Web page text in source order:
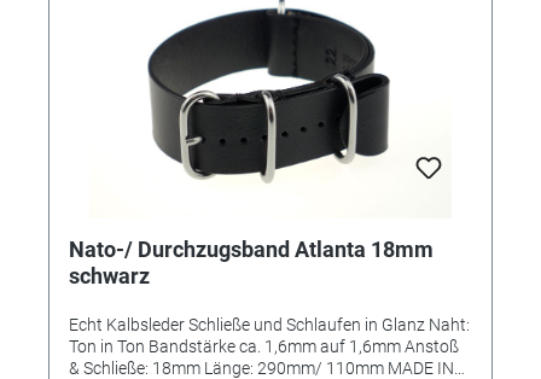
Nato-/ Durchzugsband Atlanta 18mm
schwarz
Echt Kalbsleder Schließe und Schlaufen in Glanz Naht:
Ton in Ton Bandstärke ca. 1,6mm auf 1,6mm Anstoß
& Schließe: 18mm Länge: 290mm/ 110mm MADE IN